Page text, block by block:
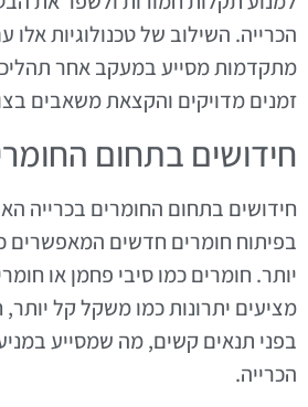
הכרייה. השילוב של טכנולוגיות אלו
מתקדמות מסייע במעקב אחר
זמנים מדויקים והקצאת משאבים
חידושים בתחום
חידושים בתחום החומרים בכרייה
בפיתוח חומרים חדשים המאפשרים
יותר. חומרים כמו סיבי פחמן או
מציעים יתרונות כמו משקל קל יותר,
בפני תנאים קשים, מה שמסייע
הכרייה.